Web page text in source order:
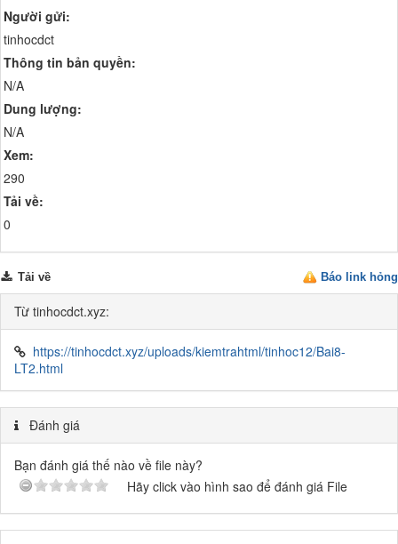
Người gửi:
tinhocdct
Thông tin bản quyền:
N/A
Dung lượng:
N/A
Xem:
290
Tải về:
0
Báo link hỏng
Tải về
Từ tinhocdct.xyz:
https://tinhocdct.xyz/uploads/kiemtrahtml/tinhoc12/Bai8-
LT2.html
Đánh giá
Bạn đánh giá thế nào về file này?
Hãy click vào hình sao để đánh giá File